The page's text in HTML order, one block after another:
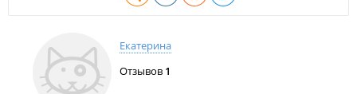
Екатерина
Отзывов 1